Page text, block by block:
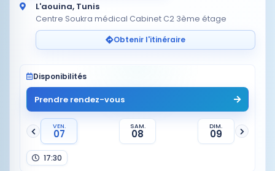
L'aouina, Tunis
Centre Soukra médical Cabinet C2 3ème étage
Obtenir l'itinéraire
Disponibilités
Prendre rendez-vous
VEN.
07
SAM.
08
DIM.
09
17:30